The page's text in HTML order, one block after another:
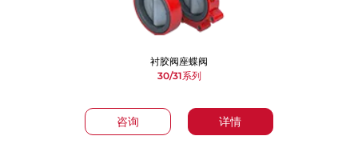
咨询 详情
衬胶阀座蝶阀
30/31系列